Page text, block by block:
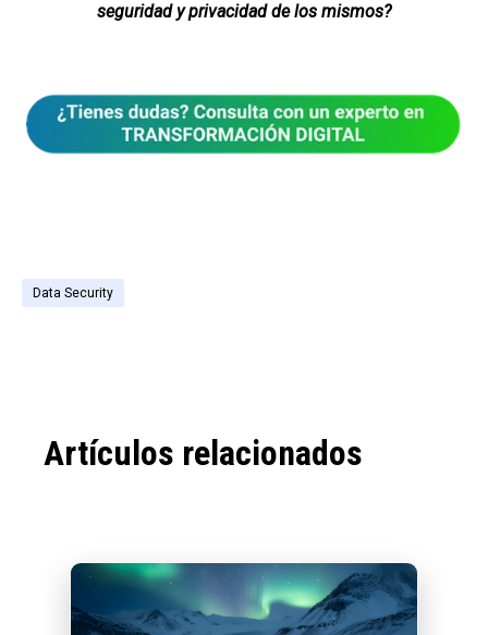
seguridad y privacidad de los mismos?
Data Security
Artículos relacionados